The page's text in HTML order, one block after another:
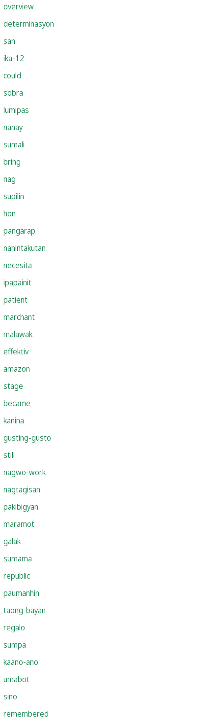
overview
determinasyon
san
ika-12
could
sobra
lumipas
nanay
sumali
bring
nag
supilin
hon
pangarap
nahintakutan
necesita
ipapainit
patient
marchant
malawak
effektiv
amazon
stage
became
kanina
gusting-gusto
still
nagwo-work
nagtagisan
pakibigyan
maramot
galak
sumama
republic
paumanhin
taong-bayan
regalo
sumpa
kaano-ano
umabot
sino
remembered